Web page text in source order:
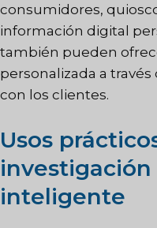
consumidores,
información digital
también pueden
personalizada a
con los clientes.
Usos
investigación
inteligente